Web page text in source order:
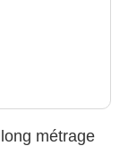
métrage